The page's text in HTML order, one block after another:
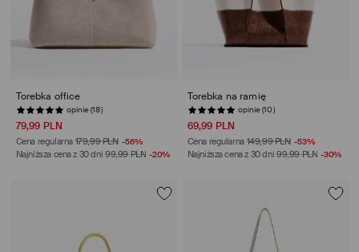
Torebka office
opinie (18)
79,99 PLN
Cena regularna 179,99 PLN -56%
Najniższa cena z 30 dni 99,99 PLN -20%
Torebka na ramię
opinie (10)
69,99 PLN
Cena regularna 149,99 PLN -53%
Najniższa cena z 30 dni 99,99 PLN -30%